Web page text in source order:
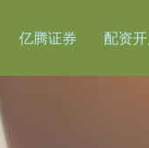
亿腾证券 配资